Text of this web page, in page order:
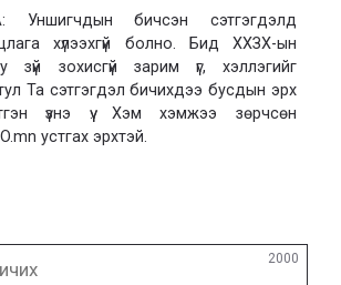
Уншигчдын бичсэн сэтгэгдэлд
хүлээхгүй болно. Бид ХХЗХ-ын
зүй зохисгүй зарим үг, хэллэгийг
Та сэтгэгдэл бичихдээ бусдын эрх
үзнэ үү. Хэм хэмжээ зөрчсөн
устгах эрхтэй.
2000